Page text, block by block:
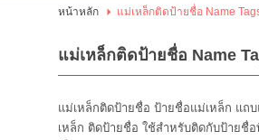
หน้าหลัก
สินค้า
แผนกสินค้า
หน้าหลัก แม่เหล็กติดป้ายชื่อ Name
แม่เหล็กติดป้ายชื่อ Name
แม่เหล็กติดป้ายชื่อ ป้ายชื่อแม่เหล็ก แถ
เหล็ก ติดป้ายชื่อ ใช้สำหรับติดกับป้ายชื่